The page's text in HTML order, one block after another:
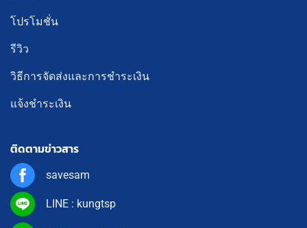
โปรโมชั่น
รีวิว
วิธีการจัดส่งและการชำระเงิน
แจ้งชำระเงิน
ติดตามข่าวสาร
savesam
LINE : kungtsp